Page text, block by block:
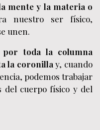
mente y la materia o
nuestro ser físico,
unen.
por toda la columna
la coronillay, cuando
podemos trabajar
del cuerpo físico y del